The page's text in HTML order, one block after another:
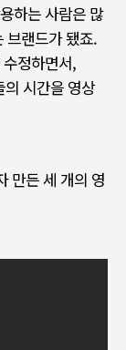
하는 사람은 많
브랜드가 됐죠.
정하면서,
시간을 영상
만든 세 개의 영